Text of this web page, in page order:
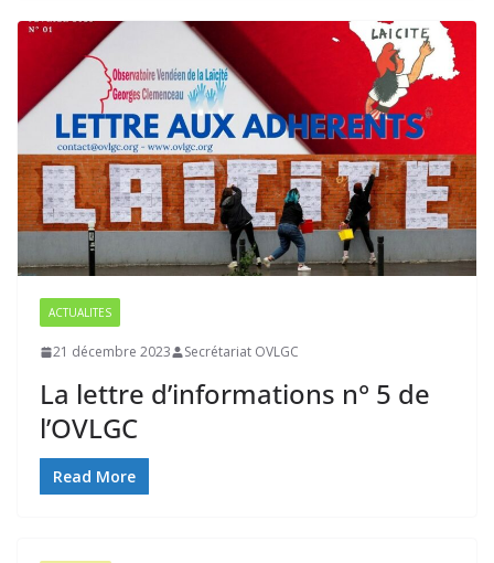
ACTUALITES
21 décembre 2023 Secrétariat OVLGC
La lettre d’informations n° 5 de
l’OVLGC
Read More